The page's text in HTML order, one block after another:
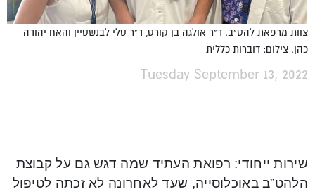
צוות מרפאת להט"ב. ד"ר אולגה בן קורט, ד"ר טלי לבנשטיין והאח יהודה
כהן. צילום: דוברות כללית
Tuesday September 13, 2022
שירות ייחודי: רפואת העתיד שמה דגש גם על קבוצת
הלהט”ב באוכלוסייה, שעד לאחרונה לא זכתה לטיפול